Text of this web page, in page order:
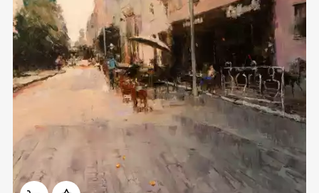
Домен: spb.rakovgallery.ru